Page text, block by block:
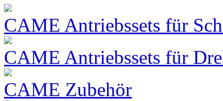
CAME Antriebssets für
CAME Antriebssets für
CAME Zubehör